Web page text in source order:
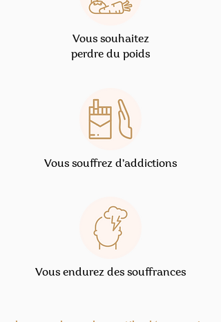
Vous souhaitez
perdre du poids
Vous souffrez d’addictions
Vous endurez des souffrances